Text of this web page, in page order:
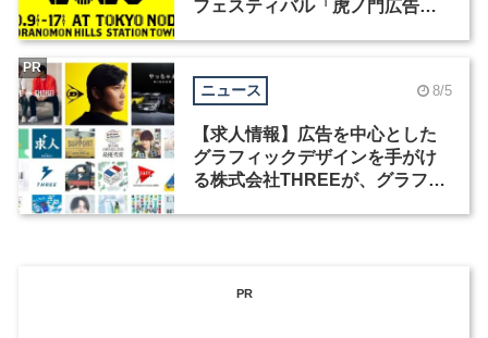
フェスティバル「虎ノ門広告
ニュース 8/5
【求人情報】広告を中心とした
グラフィックデザインを手がけ
る株式会社THREEが、グラフィ
PR
PR